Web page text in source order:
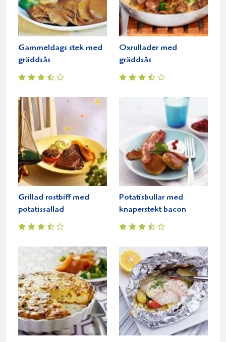
Gammeldags stek med
gräddsås
Oxrullader med
gräddsås
Grillad rostbiff med
potatissallad
Potatisbullar med
knaperstekt bacon